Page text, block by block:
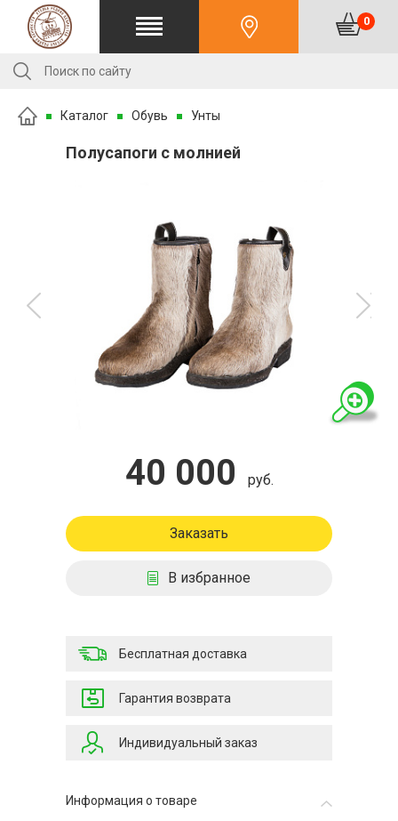
0
Каталог Обувь Унты
Полусапоги с молнией
40 000 руб.
Заказать
В избранное
Бесплатная доставка
Гарантия возврата
Индивидуальный заказ
Информация о товаре